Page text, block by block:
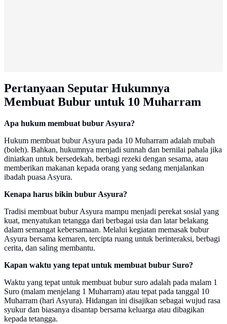
Pertanyaan Seputar Hukumnya
Membuat Bubur untuk 10 Muharram
Apa hukum membuat bubur Asyura?
Hukum membuat bubur Asyura pada 10 Muharram adalah mubah
(boleh). Bahkan, hukumnya menjadi sunnah dan bernilai pahala jika
diniatkan untuk bersedekah, berbagi rezeki dengan sesama, atau
memberikan makanan kepada orang yang sedang menjalankan
ibadah puasa Asyura.
Kenapa harus bikin bubur Asyura?
Tradisi membuat bubur Asyura mampu menjadi perekat sosial yang
kuat, menyatukan tetangga dari berbagai usia dan latar belakang
dalam semangat kebersamaan. Melalui kegiatan memasak bubur
Asyura bersama kemaren, tercipta ruang untuk berinteraksi, berbagi
cerita, dan saling membantu.
Kapan waktu yang tepat untuk membuat bubur Suro?
Waktu yang tepat untuk membuat bubur suro adalah pada malam 1
Suro (malam menjelang 1 Muharram) atau tepat pada tanggal 10
Muharram (hari Asyura). Hidangan ini disajikan sebagai wujud rasa
syukur dan biasanya disantap bersama keluarga atau dibagikan
kepada tetangga.